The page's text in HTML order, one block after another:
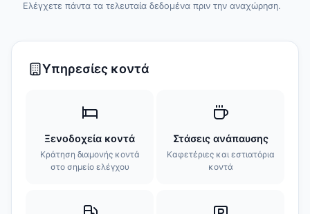
Ελέγχετε πάντα τα τελευταία δεδομένα πριν την αναχώρηση.
Υπηρεσίες κοντά
Ξενοδοχεία κοντά
Κράτηση διαμονής κοντά
στο σημείο ελέγχου
Στάσεις ανάπαυσης
Καφετέριες και εστιατόρια
κοντά